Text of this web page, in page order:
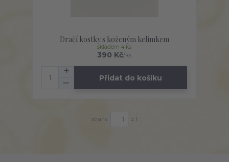
Dračí kostky s koženým kelímkem
390 Kč/ks
skladem 4 ks
Přidat do košíku
strana z 1